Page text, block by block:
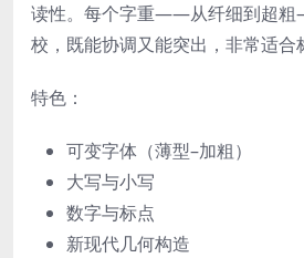
读性。每个字重——从纤细到超
校，既能协调又能突出，非常适合
特色：
可变字体（薄型–加粗）
大写与小写
数字与标点
新现代几何构造